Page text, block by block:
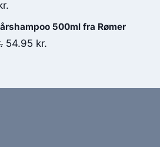
500ml fra Rømer
Den
54.95 kr.